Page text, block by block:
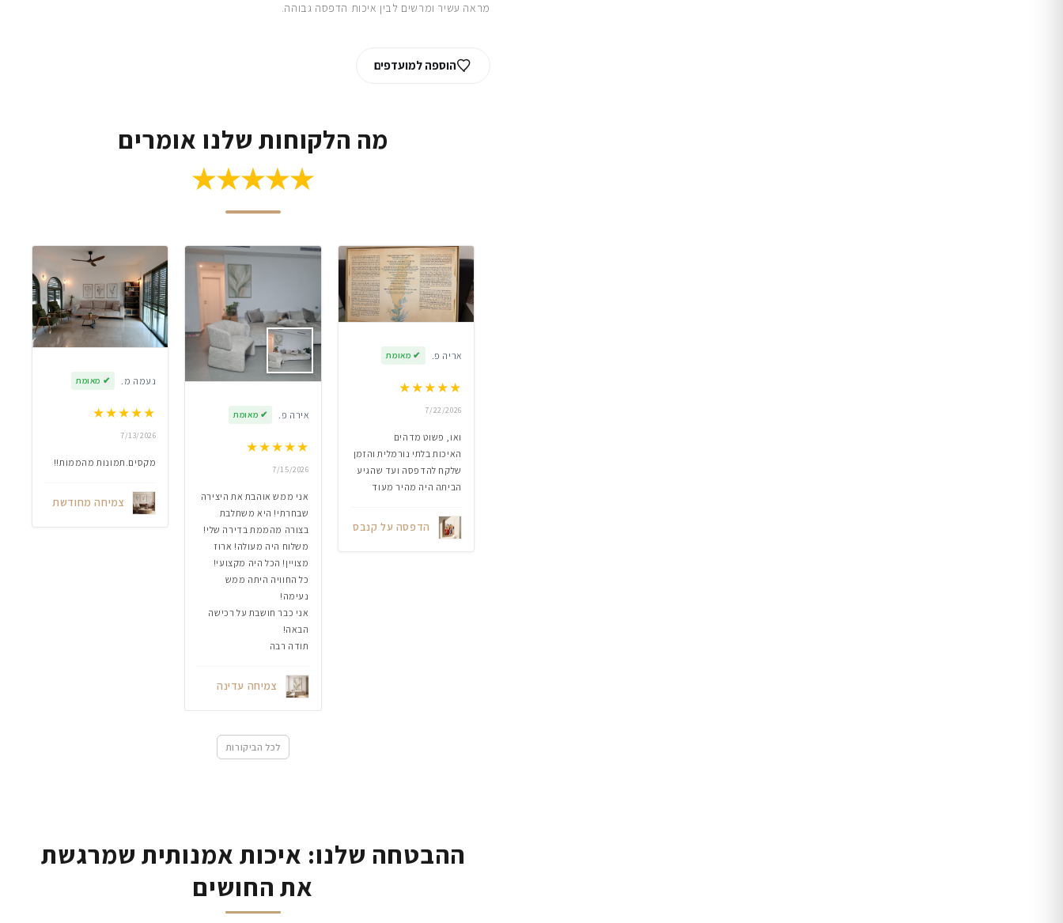
מראה עשיר ומרשים לבין איכות הדפסה גבוהה.
הוספה למועדפים
מה הלקוחות שלנו אומרים
★★★★★
אריה פ. ✔ מאומת
★★★★★
7/22/2026
ואו, פשוט מדהים
האיכות בלתי נורמלית והזמן
שלקח להדפסה ועד שהגיע
הביתה היה מהיר מעוד
הדפסה על קנבס
אירה פ. ✔ מאומת
★★★★★
7/15/2026
אני ממש אוהבת את היצירה
שבחרתי! היא משתלבת
בצורה מהממת בדירה שלי!
משלוח היה מעולה! ארוז
מצויין! הכל היה מקצועי!
כל החוויה היתה ממש
נעימה!
אני כבר חושבת על רכישה
הבאה!
תודה רבה
צמיחה עדינה
נעמה מ. ✔ מאומת
★★★★★
7/13/2026
מקסים.תמונות מהממות!!
צמיחה מחודשת
לכל הביקורות
ההבטחה שלנו: איכות אמנותית שמרגשת
את החושים